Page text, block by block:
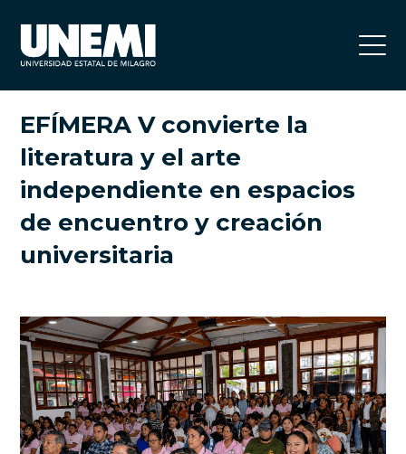
EFÍMERA V convierte la
literatura y el arte
independiente en espacios
de encuentro y creación
universitaria